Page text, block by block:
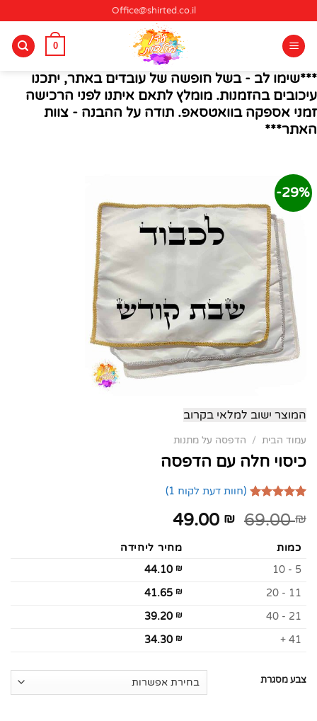
to
content
Office@shirted.co.il
0
***שימו לב - בשל חופשה של עובדים באתר, יתכנו
עיכובים בהזמנות. מומלץ לתאם איתנו לפני הרכישה
זמני אספקה בוואטסאפ. תודה על ההבנה - צוות
האתר***
29%-
המוצר ישוב למלאי בקרוב
עמוד הבית / הדפסה על מתנות
כיסוי חלה עם הדפסה
מתוך 5
לקוחות
(חוות דעת לקוח 1
)
69.00₪
49.00 ₪
כמות
מחיר ליחידה
5 - 10
44.10 ₪
11 - 20
41.65 ₪
21 - 40
39.20 ₪
41 +
34.30 ₪
צבע מסגרת